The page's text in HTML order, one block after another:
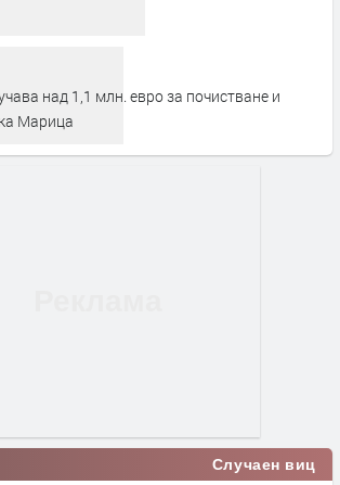
над 1,1 млн. евро за почистване и
Марица
Случаен виц